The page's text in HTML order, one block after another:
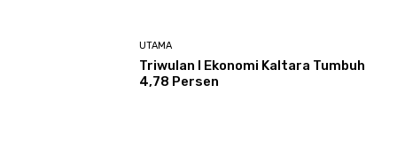
UTAMA
Triwulan I Ekonomi Kaltara Tumbuh
4,78 Persen